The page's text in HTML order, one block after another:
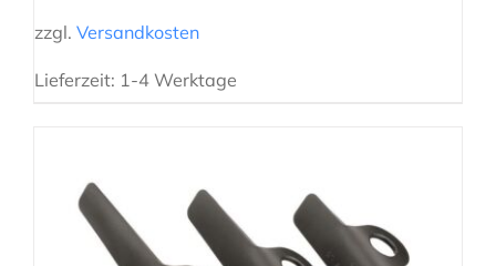
zzgl. Versandkosten
Lieferzeit: 1-4 Werktage